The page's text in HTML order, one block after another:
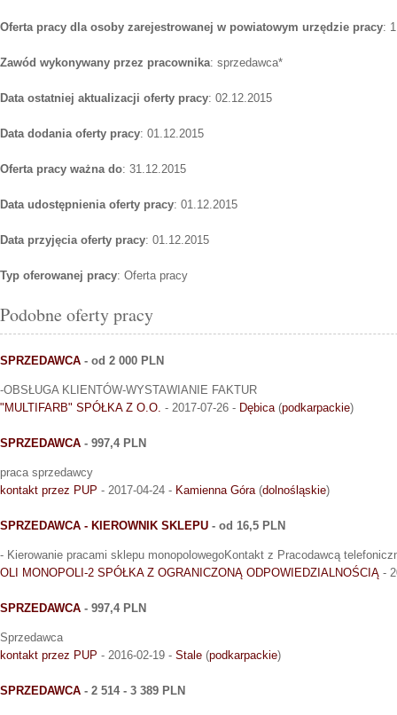
Oferta pracy dla osoby zarejestrowanej w powiatowym urzędzie pracy: 1
Zawód wykonywany przez pracownika: sprzedawca*
Data ostatniej aktualizacji oferty pracy: 02.12.2015
Data dodania oferty pracy: 01.12.2015
Oferta pracy ważna do: 31.12.2015
Data udostępnienia oferty pracy: 01.12.2015
Data przyjęcia oferty pracy: 01.12.2015
Typ oferowanej pracy: Oferta pracy
Podobne oferty pracy
SPRZEDAWCA - od 2 000 PLN
-OBSŁUGA KLIENTÓW-WYSTAWIANIE FAKTUR
"MULTIFARB" SPÓŁKA Z O.O. - 2017-07-26 - Dębica(podkarpackie)
SPRZEDAWCA - 997,4 PLN
praca sprzedawcy
kontakt przez PUP - 2017-04-24 - Kamienna Góra(dolnośląskie)
SPRZEDAWCA - KIEROWNIK SKLEPU - od 16,5 PLN
- Kierowanie pracami sklepu monopolowegoKontakt z Pracodawcą
OLI MONOPOLI-2 SPÓŁKA Z OGRANICZONĄ ODPOWIEDZIALNOŚCIĄ -
SPRZEDAWCA - 997,4 PLN
Sprzedawca
kontakt przez PUP - 2016-02-19 - Stale (podkarpackie)
SPRZEDAWCA - 2 514 - 3 389 PLN